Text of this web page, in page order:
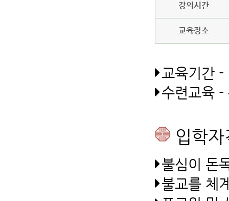
강의시간
교육장소
교육기간 -
수련교육 -
입학자
불심이 돈
불교를 체